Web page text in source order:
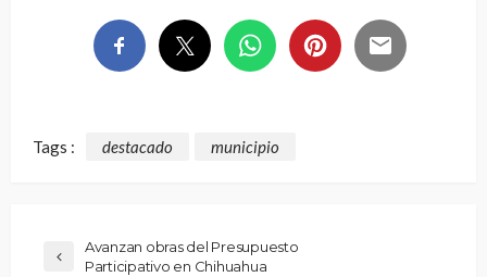
Tags : destacado municipio
Avanzan obras del Presupuesto
Participativo en Chihuahua